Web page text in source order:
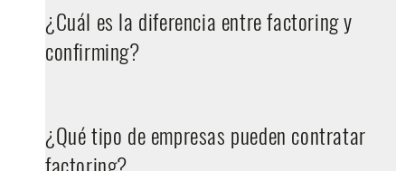
¿Cuál es la diferencia entre factoring y
confirming?
¿Qué tipo de empresas pueden contratar
factoring?